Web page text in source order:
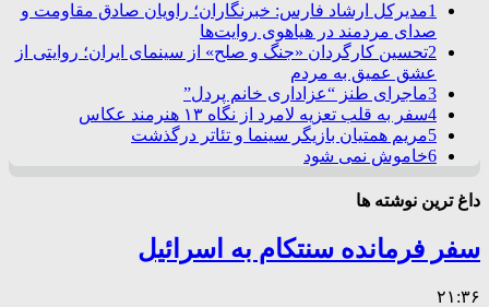
1مدیرکل ارشاد فارس: خبرنگاران؛ راویان صادق مقاومت و
صدای مردمند در هیاهوی روایت‌ها
2تحسین کارگردان «جنگ و صلح» از سینمای ایران؛ روایتی از
عشق عمیق به مردم
3ماجرای طنز “عزاداری خانم پردل”
4سفر به قلب تعزیه لامرد از نگاه ۱۳ هنرمند عکاس
5مریم همتیان بازیگر سینما و تئاتر درگذشت
6خاموش نمی شود
داغ ترین نوشته ها
سفر فرمانده سنتکام به اسرائیل
۲۱:۳۶